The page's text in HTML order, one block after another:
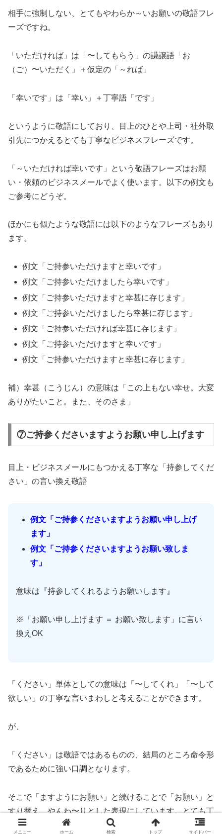
相手に強制しない、とてもやわらか～いお願いの敬語フレ
ーズですね。
「いただければ」は「〜してもらう」の謙譲語「お
（ご）〜いただく」＋仮定の「～れば」
「幸いです」は「幸い」＋丁寧語「です」
というように敬語にしており、目上のひとや上司・社外取
引先につかえるとても丁寧なビジネスフレーズです。
「～いただければ幸いです」という敬語フレーズはお願
い・依頼のビジネスメールでよく使います。以下の例文も
ご参考にどうぞ。
ほかにも似たような敬語には以下のようなフレーズもあり
ます。
例文「ご持参いただけますと幸いです」
例文「ご持参いただけましたら幸いです」
例文「ご持参いただけますと幸甚に存じます」
例文「ご持参いただけましたら幸甚に存じます」
例文「ご持参いただければ幸甚に存じます」
例文「ご持参いただけますと幸いです」
例文「ご持参いただけますと幸甚に存じます」
補）幸甚（こうじん）の意味は「この上もない幸せ。大変
ありがたいこと。また、そのさま」
⑦ご持参くださいますようお願い申し上げます
目上・ビジネスメールにもつかえる丁寧な「持参してくだ
さい」の言い換え敬語
例文「ご持参くださいますようお願い申し上げ
ます」
例文「ご持参くださいますようお願い致しま
す」
意味は『持参してくれるようお願いします』
※「お願い申し上げます ＝ お願い致します」に言い
換えOK
「ください」単体としての意味は「〜してくれ」「〜して
欲しい」の丁寧な言いまわしと考えることができます。
が、
「ください」は敬語ではあるものの、結局のところ命令形
であるために強い口調となります。
そこで「ますようにお願い」と続けることで「お願い」と
すり替え、やんわ〜りとした表現にしています。とても丁
寧な敬語フレーズと言えますね。
メニュー ホーム 検索 トップ サイドバー